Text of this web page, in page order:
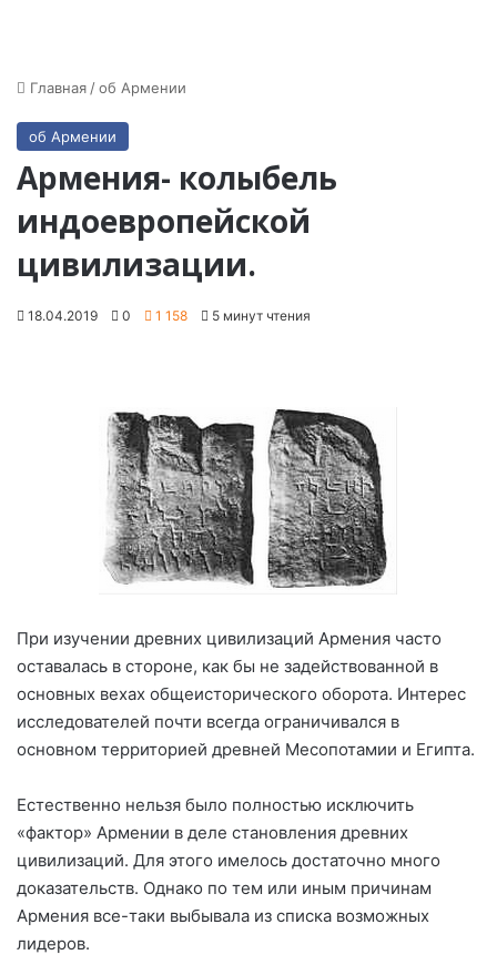
Главная /об Армении
об Армении
Армения- колыбель
индоевропейской
цивилизации.
18.04.2019 0 1 158 5 минут чтения
При изучении древних цивилизаций Армения часто
оставалась в стороне, как бы не задействованной в
основных вехах общеисторического оборота. Интерес
исследователей почти всегда ограничивался в
основном территорией древней Месопотамии и Египта.
Естественно нельзя было полностью исключить
«фактор» Армении в деле становления древних
цивилизаций. Для этого имелось достаточно много
доказательств. Однако по тем или иным причинам
Армения все-таки выбывала из списка возможных
лидеров.